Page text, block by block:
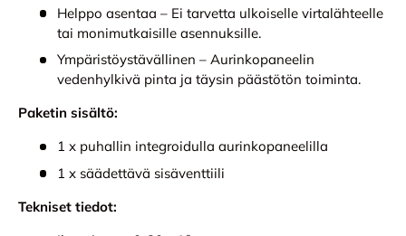
Helppo asentaa – Ei tarvetta ulkoiselle virtalähteelle
tai monimutkaisille asennuksille.
Ympäristöystävällinen – Aurinkopaneelin
vedenhylkivä pinta ja täysin päästötön toiminta.
Paketin sisältö:
1 x puhallin integroidulla aurinkopaneelilla
1 x säädettävä sisäventtiili
Tekniset tiedot: